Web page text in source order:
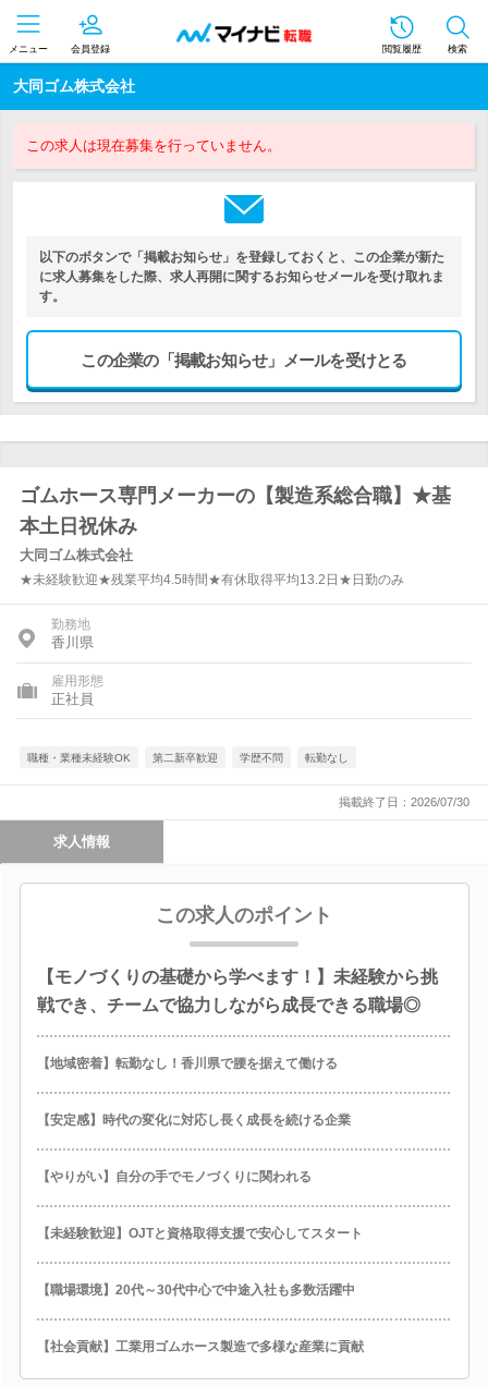
メニュー 会員登録 閲覧履歴 検索
大同ゴム株式会社
この求人は現在募集を行っていません。
以下のボタンで「掲載お知らせ」を登録しておくと、この企業が新た
に求人募集をした際、求人再開に関するお知らせメールを受け取れま
す。
この企業の「掲載お知らせ」メールを受けとる
ゴムホース専門メーカーの【製造系総合職】★基
本土日祝休み
大同ゴム株式会社
★未経験歓迎★残業平均4.5時間★有休取得平均13.2日★日勤のみ
勤務地
香川県
雇用形態
正社員
職種・業種未経験OK 第二新卒歓迎 学歴不問 転勤なし
掲載終了日：2026/07/30
求人情報
この求人のポイント
【モノづくりの基礎から学べます！】未経験から挑
戦でき、チームで協力しながら成長できる職場◎
【地域密着】転勤なし！香川県で腰を据えて働ける
【安定感】時代の変化に対応し長く成長を続ける企業
【やりがい】自分の手でモノづくりに関われる
【未経験歓迎】OJTと資格取得支援で安心してスタート
【職場環境】20代～30代中心で中途入社も多数活躍中
【社会貢献】工業用ゴムホース製造で多様な産業に貢献